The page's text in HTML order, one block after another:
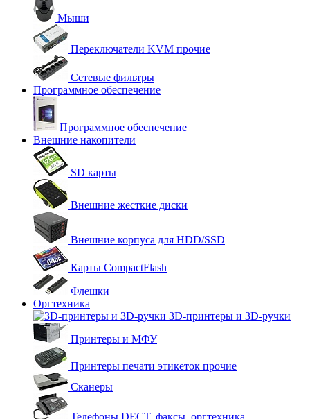
Мыши
Переключатели KVM прочие
Сетевые фильтры
Программное обеспечение
Программное обеспечение
Внешние накопители
SD карты
Внешние жесткие диски
Внешние корпуса для HDD/SSD
Карты CompactFlash
Флешки
Оргтехника
3D-принтеры и 3D-ручки
Принтеры и МФУ
Принтеры печати этикеток прочие
Сканеры
Телефоны DECT, факсы, оргтехника